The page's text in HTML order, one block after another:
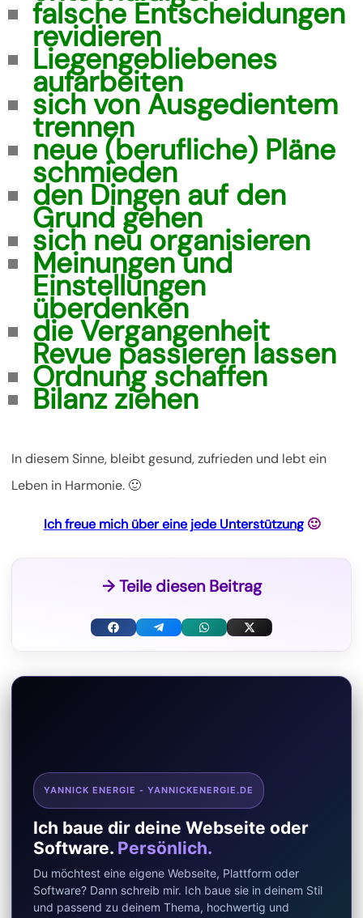
falsche Entscheidungen
revidieren
Liegengebliebenes
aufarbeiten
sich von Ausgedientem
trennen
neue (berufliche) Pläne
schmieden
den Dingen auf den
Grund gehen
sich neu organisieren
Meinungen und
Einstellungen
überdenken
die Vergangenheit
Revue passieren lassen
Ordnung schaffen
Bilanz ziehen
In diesem Sinne, bleibt gesund, zufrieden und lebt ein
Leben in Harmonie. 🙂
Ich freue mich über eine jede Unterstützung🙂
→ Teile diesen Beitrag
F
o
k
T
r
m
W
A
p
X
t
e
)
YANNICK ENERGIE - YANNICKENERGIE.DE
Ich baue dir deine Webseite oder
Software. Persönlich.
Du möchtest eine eigene Webseite, Plattform oder
Software? Dann schreib mir. Ich baue sie in deinem Stil
und passend zu deinem Thema, hochwertig und